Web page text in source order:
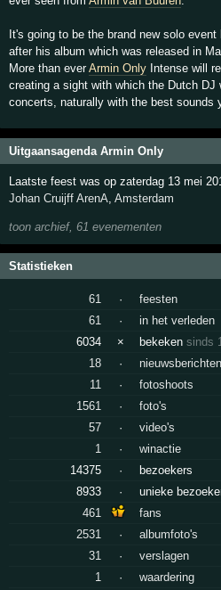
It's going to be the brand new solo
after his album which was released in
More than everArmin Only Intense will
creating a sight with which the Dutch
concerts, naturally with the best sounds
Uitgaansagenda Armin Only
Laatste feest was op zaterdag 13 mei
Johan Cruijff ArenA ,Amsterdam
toon archief, 61 evenementen
Statistieken
61 ·
feesten
61
·
in het verleden
6034
× bekekensinds
18
·
nieuwsberichten
11
·
fotoshoots
1561
·
foto's
57
·
video's
1
·
winactie
14375
·
bezoekers
8933
·
unieke
461
fans
2531
·
albumfoto's
31
·
verslagen
1
·
waardering